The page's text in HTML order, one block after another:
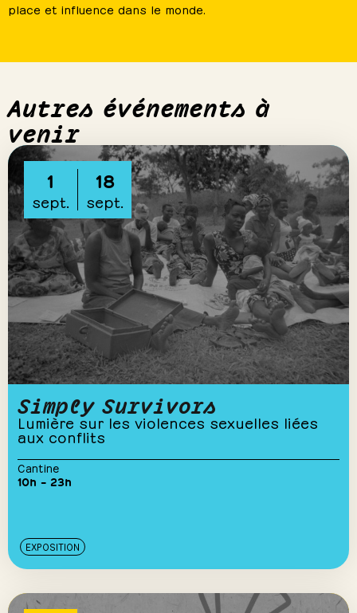
place et influence dans le monde.
Autres événements à
venir
1
sept.
18
sept.
Simply Survivors
Lumière sur les violences sexuelles liées
aux conflits
Cantine
10h – 23h
EXPOSITION